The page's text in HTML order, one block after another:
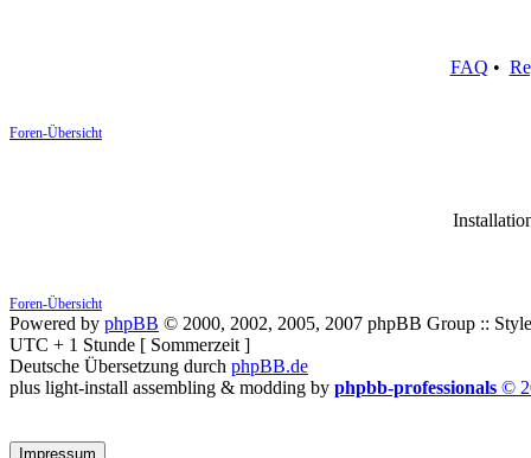
FAQ •
Foren-Übersicht
Foren-Übersicht
Powered by phpBB © 2000, 2002, 2005, 2007 phpBB Group ::
UTC + 1 Stunde [ Sommerzeit ]
Deutsche Übersetzung durch phpBB.de
plus light-install assembling & modding by phpbb-professionals ©